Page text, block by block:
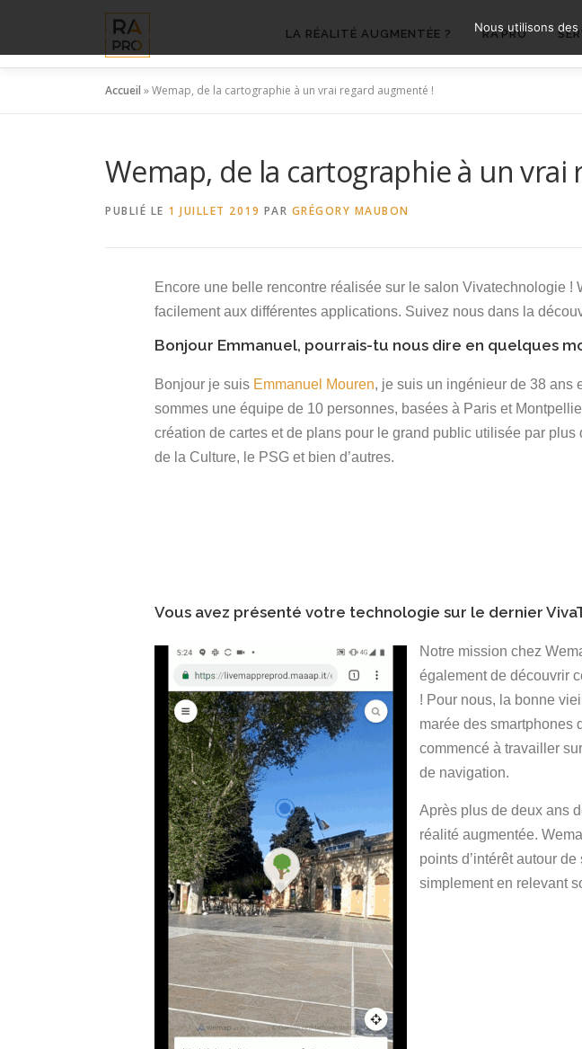
contenu
LA RÉALITÉ AUGMENTÉE ? RA’PRO
Accueil »Wemap, de la cartographie à un vrai regard augmenté !
Wemap, de la cartographie à un vrai
PUBLIÉ LE 1 JUILLET 2019 PAR GRÉGORY MAUBON
Encore une belle rencontre réalisée sur le salon Vivatechnologie
facilement aux différentes applications. Suivez nous dans la
Bonjour Emmanuel, pourrais-tu nous dire en quelques
Bonjour je suis Emmanuel Mouren, je suis un ingénieur de 38 ans
sommes une équipe de 10 personnes, basées à Paris et
création de cartes et de plans pour le grand public utilisée par
de la Culture, le PSG et bien d’autres.
Vous avez présenté votre technologie sur le dernier
Notre mission chez
également de découvrir
! Pour nous, la bonne
marée des smartphones
commencé à travailler
de navigation.
Après plus de deux ans
réalité augmentée.
points d’intérêt autour
simplement en relevant
Nous utilisons des